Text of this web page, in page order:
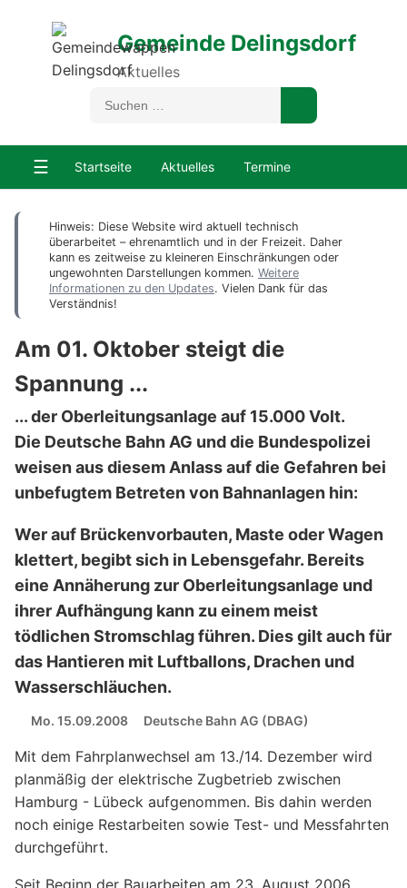
Gemeinde Delingsdorf
Aktuelles
☰ Startseite Aktuelles Termine
Hinweis: Diese Website wird aktuell technisch
überarbeitet – ehrenamtlich und in der Freizeit. Daher
kann es zeitweise zu kleineren Einschränkungen oder
ungewohnten Darstellungen kommen. Weitere
Informationen zu den Updates. Vielen Dank für das
Verständnis!
Am 01. Oktober steigt die
Spannung ...
... der Oberleitungsanlage auf 15.000 Volt.
Die Deutsche Bahn AG und die Bundespolizei
weisen aus diesem Anlass auf die Gefahren bei
unbefugtem Betreten von Bahnanlagen hin:
Wer auf Brückenvorbauten, Maste oder Wagen
klettert, begibt sich in Lebensgefahr. Bereits
eine Annäherung zur Oberleitungsanlage und
ihrer Aufhängung kann zu einem meist
tödlichen Stromschlag führen. Dies gilt auch für
das Hantieren mit Luftballons, Drachen und
Wasserschläuchen.
Mo. 15.09.2008 Deutsche Bahn AG (DBAG)
Mit dem Fahrplanwechsel am 13./14. Dezember wird
planmäßig der elektrische Zugbetrieb zwischen
Hamburg - Lübeck aufgenommen. Bis dahin werden
noch einige Restarbeiten sowie Test- und Messfahrten
durchgeführt.